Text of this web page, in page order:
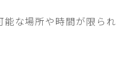
な場所や時間が限られ